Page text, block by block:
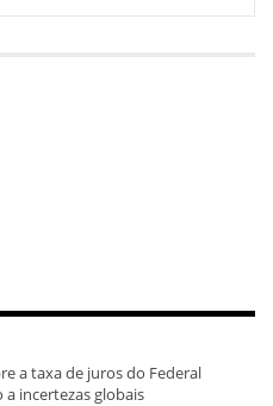
a taxa de juros do Federal
a incertezas globais